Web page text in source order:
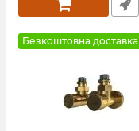
Безкоштовна доставка